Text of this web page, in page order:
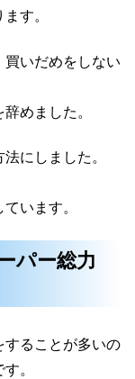
す。
いだめをしない
めました。
にしました。
います。
パー総力
することが多いの
。